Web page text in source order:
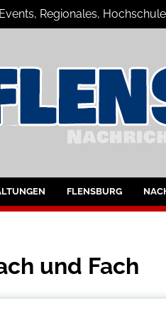
Regionales,
Szene
und
FLENSBURG
und Fach